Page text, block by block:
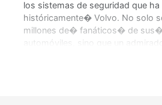
los sistemas de seguridad que
históricamente� Volvo. No solo
millones de� fanáticos� de
automóviles, sino que un